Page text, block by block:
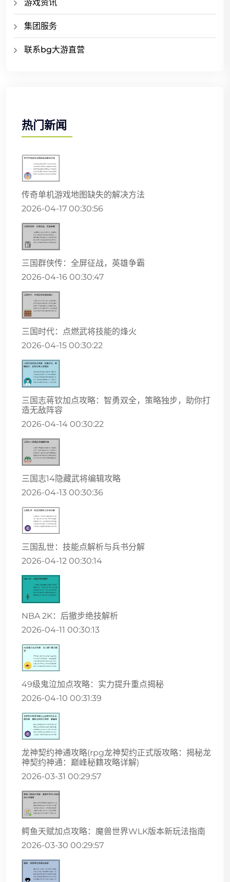
游戏资讯
集团服务
联系bg大游直营
热门新闻
传奇单机游戏地图缺失的解决方法
2026-04-17 00:30:56
三国群侠传：全屏征战，英雄争霸
2026-04-16 00:30:47
三国时代：点燃武将技能的烽火
2026-04-15 00:30:22
三国志蒋钦加点攻略：智勇双全，策略独步，助你打
造无敌阵容
2026-04-14 00:30:22
三国志14隐藏武将编辑攻略
2026-04-13 00:30:36
三国乱世：技能点解析与兵书分解
2026-04-12 00:30:14
NBA 2K：后撤步绝技解析
2026-04-11 00:30:13
49级鬼泣加点攻略：实力提升重点揭秘
2026-04-10 00:31:39
龙神契约神通攻略(rpg龙神契约正式版攻略：揭秘龙
神契约神通：巅峰秘籍攻略详解)
2026-03-31 00:29:57
鳄鱼天赋加点攻略：魔兽世界WLK版本新玩法指南
2026-03-30 00:29:57